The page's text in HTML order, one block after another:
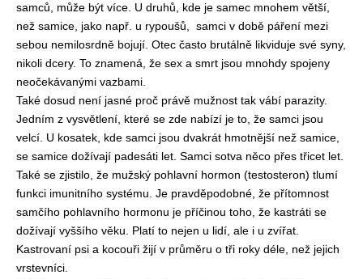
samců, může být více. U druhů, kde je samec mnohem větší,
než samice, jako např. u rypoušů,
samci v době páření mezi
sebou nemilosrdně bojují. Otec často brutálně likviduje své syny,
nikoli dcery. To znamená, že sex a smrt jsou mnohdy spojeny
neočekávanými vazbami.
Také dosud není jasné proč právě mužnost tak vábí parazity.
Jedním z vysvětlení, které se zde nabízí je to, že samci jsou
velcí. U kosatek, kde samci jsou dvakrát hmotnější než samice,
se samice dožívají padesáti let. Samci sotva něco přes třicet let.
Také se zjistilo, že mužský pohlavní hormon (testosteron) tlumí
funkci imunitního systému. Je pravděpodobné, že přítomnost
samčího pohlavního hormonu je příčinou toho, že kastráti se
dožívají vyššího věku. Platí to nejen u lidí, ale i u zvířat.
Kastrovaní psi a kocouři žijí v průměru o tři roky déle, než jejich
vrstevníci.